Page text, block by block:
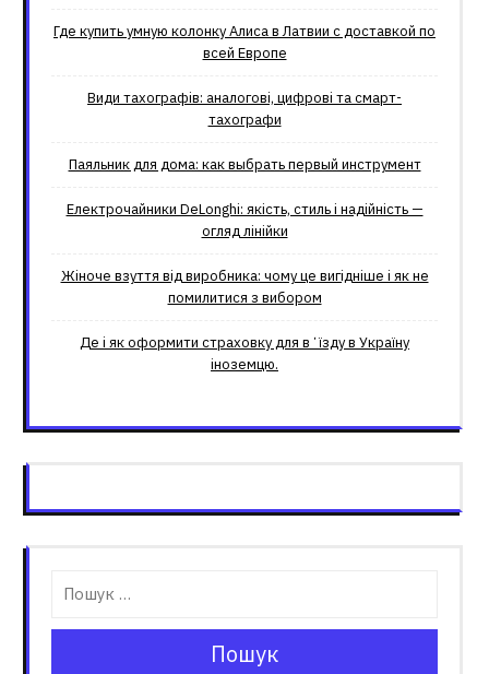
Где купить умную колонку Алиса в Латвии с доставкой по
всей Европе
Види тахографів: аналогові, цифрові та смарт-
тахографи
Паяльник для дома: как выбрать первый инструмент
Електрочайники DeLonghi: якість, стиль і надійність —
огляд лінійки
Жіноче взуття від виробника: чому це вигідніше і як не
помилитися з вибором
Де і як оформити страховку для вʼїзду в Україну
іноземцю.
Пошук